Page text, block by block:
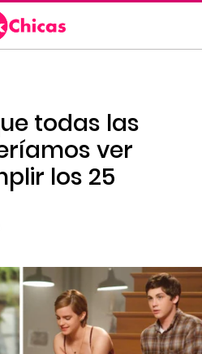
todas las
ver
los 25